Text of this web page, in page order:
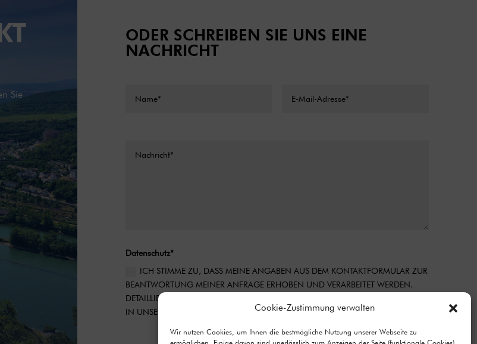
Cookie-Zustimmung verwalten
Wir nutzen Cookies, um Ihnen die bestmögliche Nutzung unserer Webseite zu
Sie
ODER SCHREIBEN SIE UNS EINE
NACHRICHT
Datenschutz*
ICH STIMME ZU, DASS MEINE ANGABEN AUS DEM KONTAKTFORMULAR ZUR
BEANTWORTUNG MEINER ANFRAGE ERHOBEN UND VERARBEITET WERDEN.
DETAILLIERTE INFORMATIONEN ZUM UMGANG MIT NUTZERDATEN FINDEN SIE
IN UNSERER DATENSCHUTZERKLÄRUNG.
10 + 6 Senden